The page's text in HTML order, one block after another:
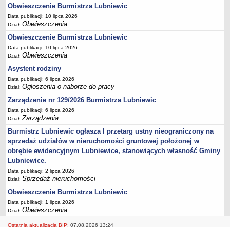
PONOWNE WYKORZYSTYWANIE INFORMACJI SEKTORA PUBLICZNEGO
PETYCJE
RODO
Obwieszczenie Burmistrza Lubniewic
Data publikacji: 10 lipca 2026
Dział:Obwieszczenia
Obwieszczenie Burmistrza Lubniewic
Data publikacji: 10 lipca 2026
Dział:Obwieszczenia
Asystent rodziny
Data publikacji: 6 lipca 2026
Dział:Ogłoszenia o naborze do pracy
Zarządzenie nr 129/2026 Burmistrza Lubniewic
Data publikacji: 6 lipca 2026
Dział:Zarządzenia
Burmistrz Lubniewic ogłasza I przetarg ustny nieograniczony na
sprzedaż udziałów w nieruchomości gruntowej położonej w
obrębie ewidencyjnym Lubniewice, stanowiących własność Gminy
Lubniewice.
Data publikacji: 2 lipca 2026
Dział:Sprzedaż nieruchomości
Obwieszczenie Burmistrza Lubniewic
Data publikacji: 1 lipca 2026
Dział:Obwieszczenia
Ostatnia aktualizacja BIP: 07.08.2026 13:24